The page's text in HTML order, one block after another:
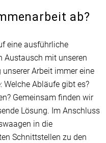
ab?
eine ausführliche
Austausch mit unseren
Arbeit immer eine
Welche Abläufe gibt es?
Gemeinsam finden wir
Lösung. Im Anschluss
in die
Schnittstellen zu den